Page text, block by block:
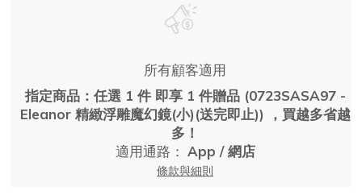
所有顧客適用
指定商品：任選 1 件 即享 1 件贈品 (0723SASA97 -
Eleanor 精緻浮雕魔幻鏡(小)(送完即止)) ，買越多省越
多！
適用通路： App / 網店
條款與細則